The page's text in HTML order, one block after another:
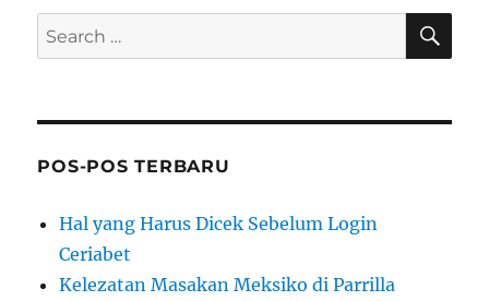
Search
for:
POS-POS TERBARU
Hal yang Harus Dicek Sebelum Login
Ceriabet
Kelezatan Masakan Meksiko di Parrilla